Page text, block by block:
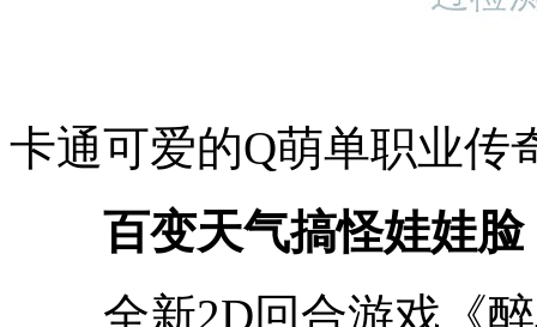
卡通可爱的Q萌单职业传
百变天气搞怪娃娃脸
全新2D回合游戏《醉